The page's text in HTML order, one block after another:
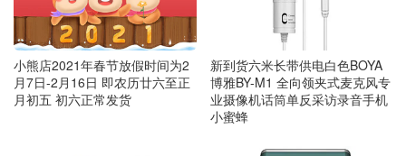
小熊店2021年春节放假时间为2
月7日-2月16日 即农历廿六至正
月初五 初六正常发货
新到货六米长带供电白色BOYA
博雅BY-M1 全向领夹式麦克风专
业摄像机话筒单反采访录音手机
小蜜蜂